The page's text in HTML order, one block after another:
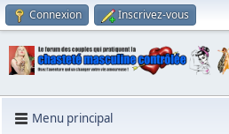
Connexion Inscrivez-vous
Menu principal